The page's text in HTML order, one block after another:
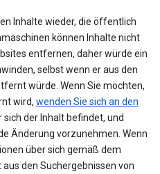
Inhalte wieder, die öffentlich
können Inhalte nicht
entfernen, daher würde ein
selbst wenn er aus den
würde. Wenn Sie möchten,
wird, wenden Sie sich an den
sich der Inhalt befindet, und
Änderung vorzunehmen. Wenn
über sich gemäß dem
den Suchergebnissen von